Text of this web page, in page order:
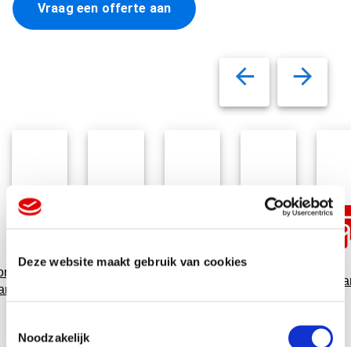
Deze website maakt gebruik van cookies
Noodzakelijk
Vraag een offerte aan
Kalenders